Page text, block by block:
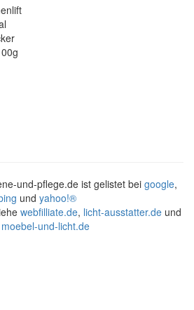
und-pflege.de ist gelistet bei google,
und yahoo!®
webfilliate.de, licht-ausstatter.de und
moebel-und-licht.de